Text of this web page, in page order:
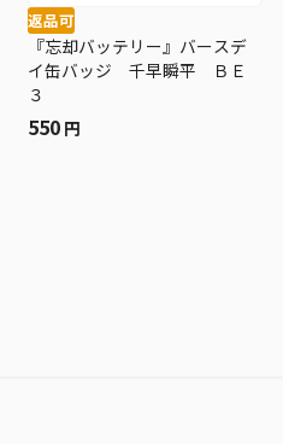
返品可
『忘却バッテリー』バースデ
イ缶バッジ 千早瞬平 ＢＥ
３
550 円